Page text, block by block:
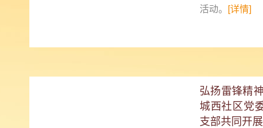
活动。
[详情]
弘扬雷锋精
城西社区党
支部共同开